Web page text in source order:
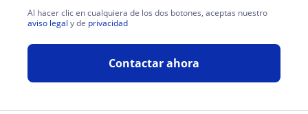
Al hacer clic en cualquiera de los dos botones, aceptas nuestro
aviso legal y de privacidad
Contactar ahora